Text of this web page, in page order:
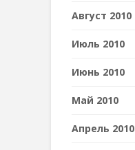
Август 2010
Июль 2010
Июнь 2010
Май 2010
Апрель 2010